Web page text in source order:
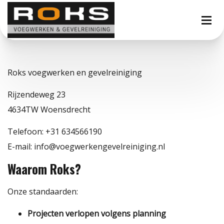
Roks voegwerken en gevelreiniging
Rijzendeweg 23
4634TW Woensdrecht
Telefoon: +31 634566190
E-mail: info@voegwerkengevelreiniging.nl
Waarom Roks?
Onze standaarden:
Projecten verlopen volgens planning